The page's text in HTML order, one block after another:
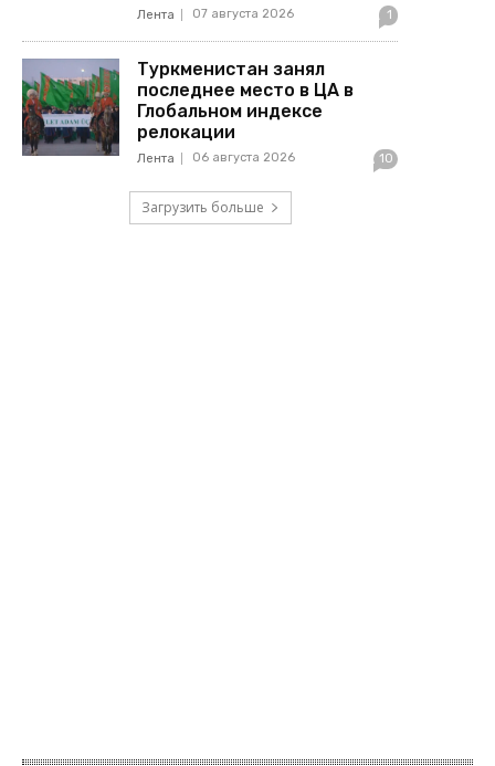
Лента 07 августа 2026 1
Туркменистан занял
последнее место в ЦА в
Глобальном индексе
релокации
Лента 06 августа 2026 10
Загрузить больше